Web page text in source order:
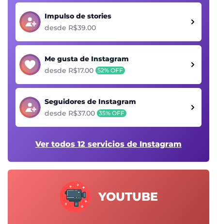
Impulso de stories
desde R$39.00
Me gusta de Instagram
desde R$17.00 52% OFF
Seguidores de Instagram
desde R$37.00 35% OFF
Ver todos 12 servicios de Instagram
YOUTUBE